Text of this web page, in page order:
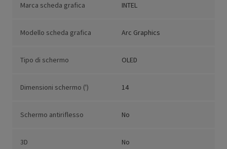
Marca scheda grafica INTEL
Modello scheda grafica Arc Graphics
Tipo di schermo OLED
Dimensioni schermo (') 14
Schermo antiriflesso No
3D No